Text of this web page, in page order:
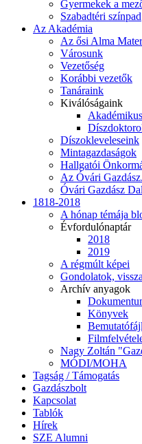
Gyermekek a
Szabadtéri színpad
Az Akadémia
Az ősi Alma Mater
Városunk
Vezetőség
Korábbi vezetők
Tanáraink
Kiválóságaink
Díszokleveleseink
Mintagazdaságok
Hallgatói
Az Óvári
Óvári Gazdász
1818-2018
A hónap témája
Évfordulónaptár
2018
2019
A régmúlt képei
Gondolatok,
Archív anyagok
Könyvek
Nagy Zoltán
MÓDI/MOHA
Tagság / Támogatás
Gazdászbolt
Kapcsolat
Tablók
Hírek
SZE Alumni